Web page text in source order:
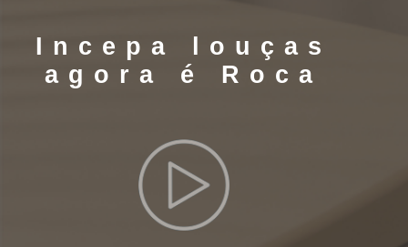
Incepa louças
agora é Roca